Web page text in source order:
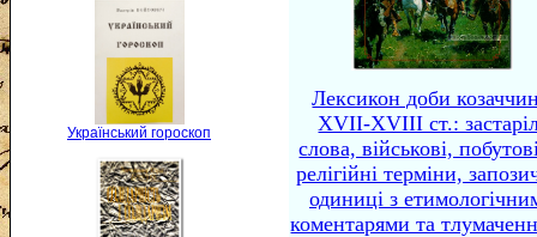
Український гороскоп
Лексикон доби
XVII-XVIII ст.:
слова, військові,
релігійні терміни,
одиниці з
коментарями та